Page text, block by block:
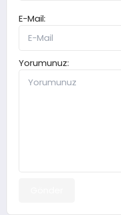
E-Mail:
Yorumunuz: